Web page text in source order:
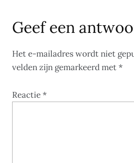
Geef een
Het e-mailadres wordt niet
velden zijn gemarkeerd met*
Reactie*